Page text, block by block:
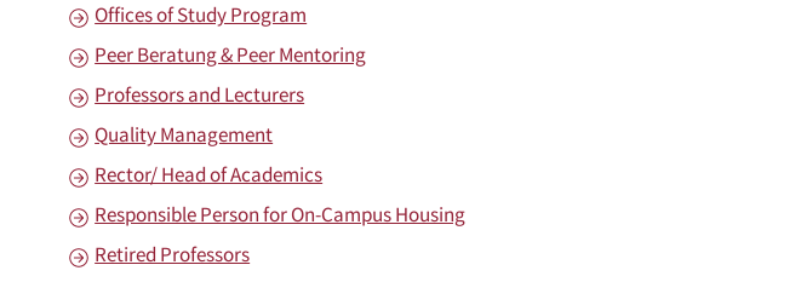
Offices of Study Program
Peer Beratung & Peer Mentoring
Professors and Lecturers
Quality Management
Rector/ Head of Academics
Responsible Person for On-Campus Housing
Retired Professors